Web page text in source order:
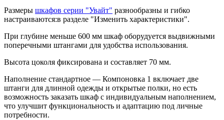
Размеры шкафов серии "Увайт" разнообразны и гибко
настраиваются:в разделе "Изменить характеристики".
При глубине меньше 600 мм шкаф оборудуется выдвижными
поперечными штангами для удобства использования.
Высота цоколя фиксирована и составляет 70 мм.
Наполнение стандартное — Компоновка 1 включает две
штанги для длинной одежды и открытые полки, но есть
возможность заказать шкаф с индивидуальным наполнением,
что улучшит функциональность и адаптацию под личные
потребности.